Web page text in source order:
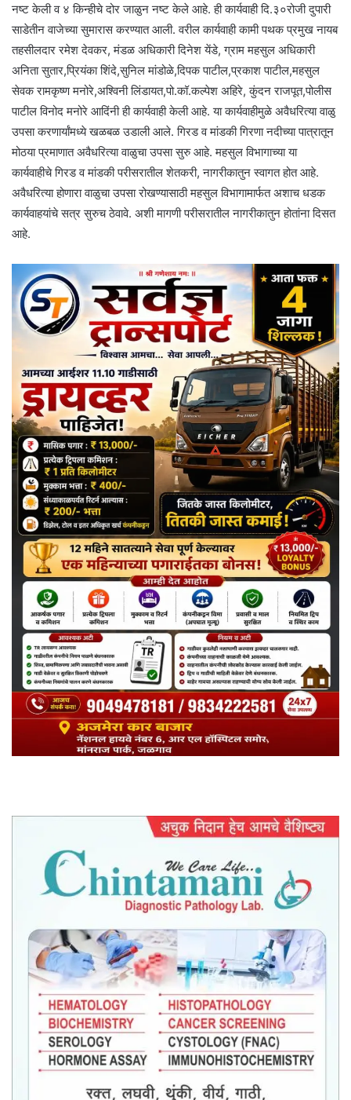
नष्ट केली व ४ किन्हीचे दोर जाळुन नष्ट केले आहे. ही कार्यवाही दि.३०रोजी दुपारी
साडेतीन वाजेच्या सुमारास करण्यात आली. वरील कार्यवाही कामी पथक प्रमुख नायब
तहसीलदार रमेश देवकर, मंडळ अधिकारी दिनेश येंडे, ग्राम महसुल अधिकारी
अनिता सुतार,प्रियंका शिंदे,सुनिल मांडोळे,दिपक पाटील,प्रकाश पाटील,महसुल
सेवक रामकृष्ण मनोरे,अश्विनी लिंडायत,पो.कॉ.कल्पेश अहिरे, कुंदन राजपूत,पोलीस
पाटील विनोद मनोरे आदिंनी ही कार्यवाही केली आहे. या कार्यवाहीमुळे अवैधरित्या वाळु
उपसा करणार्यांमध्ये खळबळ उडाली आले. गिरड व मांडकी गिरणा नदीच्या पात्रातून
मोठया प्रमाणात अवैधरित्या वाळुचा उपसा सुरु आहे. महसुल विभागाच्या या
कार्यवाहीचे गिरड व मांडकी परीसरातील शेतकरी, नागरीकातुन स्वागत होत आहे.
अवैधरित्या होणारा वाळुचा उपसा रोखण्यासाठी महसुल विभागामार्फत अशाच धडक
कार्यवाहयांचे सत्र सुरुच ठेवावे. अशी मागणी परीसरातील नागरीकातुन होतांना दिसत
आहे.